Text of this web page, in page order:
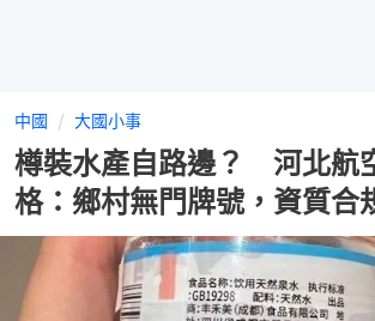
中國 大國小事
樽裝水產自路邊？ 河北航
格：鄉村無門牌號，資質合